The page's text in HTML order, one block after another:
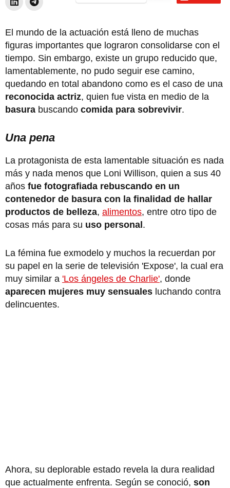
El mundo de la actuación está lleno de muchas
figuras importantes que lograron consolidarse con el
tiempo. Sin embargo, existe un grupo reducido que,
lamentablemente, no pudo seguir ese camino,
quedando en total abandono como es el caso de una
reconocida actriz, quien fue vista en medio de la
basura buscando comida para sobrevivir.
Una pena
La protagonista de esta lamentable situación es nada
más y nada menos que Loni Willison, quien a sus 40
años fue fotografiada rebuscando en un
contenedor de basura con la finalidad de hallar
productos de belleza, alimentos, entre otro tipo de
cosas más para su uso personal.
La fémina fue exmodelo y muchos la recuerdan por
su papel en la serie de televisión 'Expose', la cual era
muy similar a 'Los ángeles de Charlie', donde
aparecen mujeres muy sensuales luchando contra
delincuentes.
Ahora, su deplorable estado revela la dura realidad
que actualmente enfrenta. Según se conoció, son